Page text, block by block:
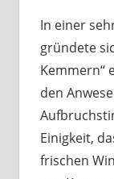
In einer
gründete
Kemmern“
den
Einigkeit,
frischen